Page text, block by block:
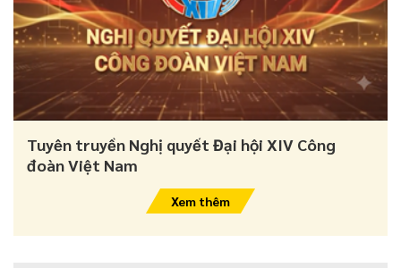
Tuyên truyền Nghị quyết Đại hội XIV Công
đoàn Việt Nam
Xem thêm